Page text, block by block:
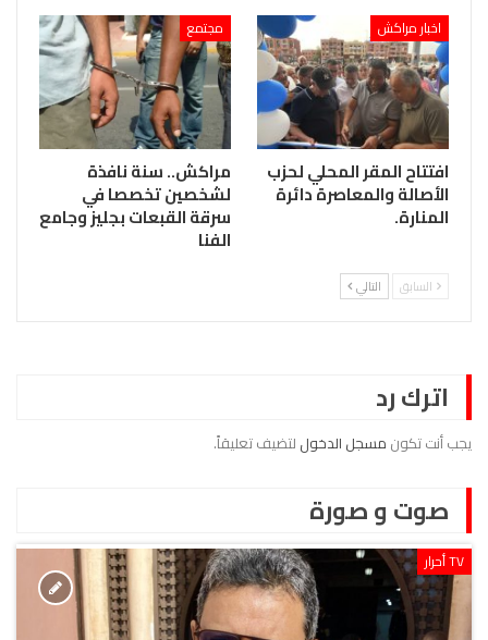
اخبار مراكش
افتتاح المقر المحلي لحزب
الأصالة والمعاصرة دائرة
المنارة.
مجتمع
مراكش.. سنة نافذة
لشخصين تخصصا في
سرقة القبعات بجليز وجامع
الفنا
السابق التالي
اترك رد
يجب أنت تكون مسجل الدخول لتضيف تعليقاً.
صوت و صورة
TV أحرار